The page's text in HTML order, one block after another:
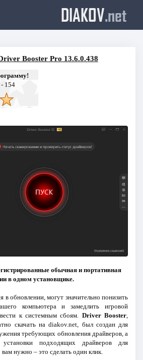
DIAKOV.net
Booster Pro 13.6.0.438
- 154
обычная и портативная
в одном установщике.
обновлении, могут значительно понизить
компьютера и замедлить игровой
к системным сбоям.
Driver Booster
скачать на diakov.net, был создан для
требующих обновления драйверов, а
подходящих драйверов для
нужно – это сделать один клик.